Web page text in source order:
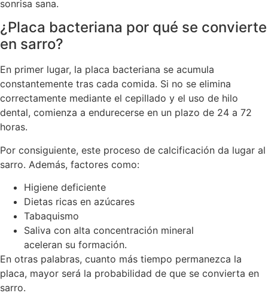
sonrisa sana.
¿Placa bacteriana por qué se convierte
en sarro?
En primer lugar, la placa bacteriana se acumula
constantemente tras cada comida. Si no se elimina
correctamente mediante el cepillado y el uso de hilo
dental, comienza a endurecerse en un plazo de 24 a 72
horas.
Por consiguiente, este proceso de calcificación da lugar al
sarro. Además, factores como:
Higiene deficiente
Dietas ricas en azúcares
Tabaquismo
Saliva con alta concentración mineral
aceleran su formación.
En otras palabras, cuanto más tiempo permanezca la
placa, mayor será la probabilidad de que se convierta en
sarro.